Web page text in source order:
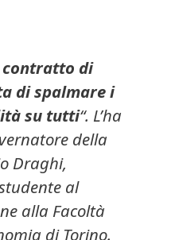
contratto di
di spalmare i
su tutti“. L’ha
della
Draghi,
al
alla Facoltà
di Torino.